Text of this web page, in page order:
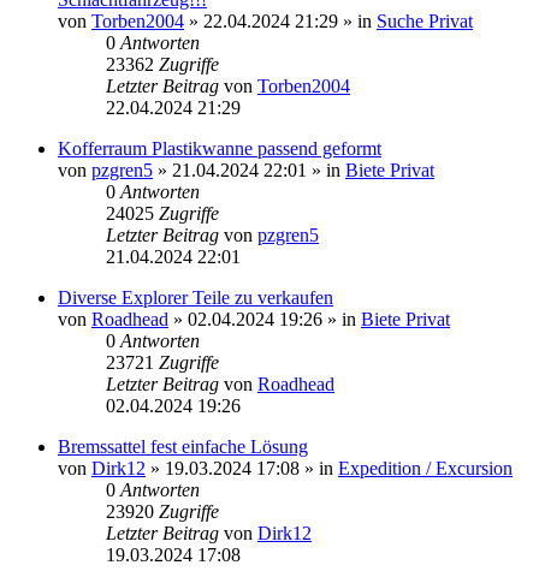
von Torben2004 » 22.04.2024 21:29 » in Suche Privat
0 Antworten
23362 Zugriffe
Letzter Beitrag von Torben2004
22.04.2024 21:29
Kofferraum Plastikwanne passend geformt
von pzgren5 » 21.04.2024 22:01 » in Biete Privat
0 Antworten
24025 Zugriffe
Letzter Beitrag von pzgren5
21.04.2024 22:01
Diverse Explorer Teile zu verkaufen
von Roadhead » 02.04.2024 19:26 » in Biete Privat
0 Antworten
23721 Zugriffe
Letzter Beitrag von Roadhead
02.04.2024 19:26
Bremssattel fest einfache Lösung
von Dirk12 » 19.03.2024 17:08 » in Expedition / Excursion
0 Antworten
23920 Zugriffe
Letzter Beitrag von Dirk12
19.03.2024 17:08